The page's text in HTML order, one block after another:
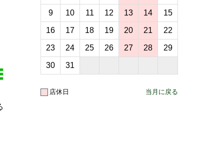
9 10 11 12 13 14 15
16 17 18 19 20 21 22
23 24 25 26 27 28 29
30 31
店休日 当月に戻る